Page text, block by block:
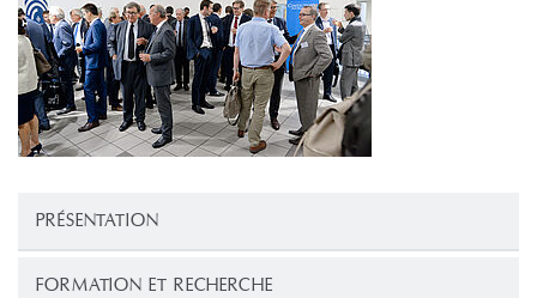
PRÉSENTATION
FORMATION ET RECHERCHE